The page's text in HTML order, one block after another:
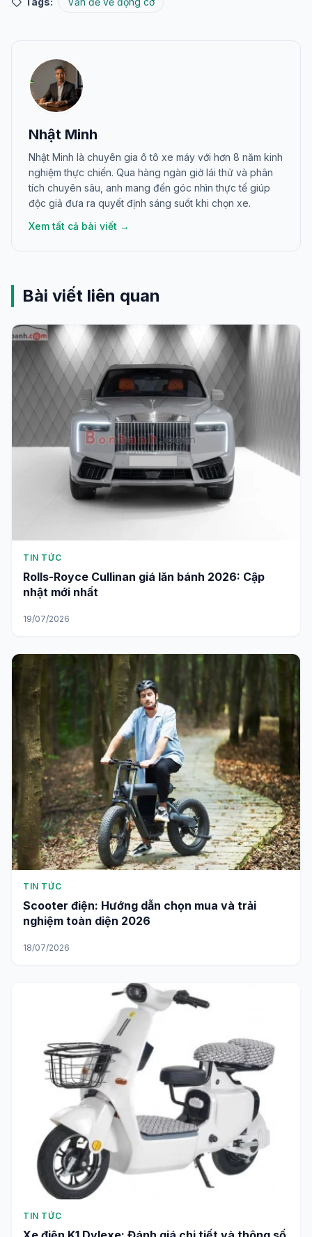
Nhật Minh
Nhật Minh là chuyên gia ô tô xe máy với hơn 8 năm kinh
nghiệm thực chiến. Qua hàng ngàn giờ lái thử và phân
tích chuyên sâu, anh mang đến góc nhìn thực tế giúp
độc giả đưa ra quyết định sáng suốt khi chọn xe.
Xem tất cả bài viết →
Bài viết liên quan
TIN TỨC
Rolls-Royce Cullinan giá lăn bánh 2026: Cập
nhật mới nhất
19/07/2026
TIN TỨC
Scooter điện: Hướng dẫn chọn mua và trải
nghiệm toàn diện 2026
18/07/2026
TIN TỨC